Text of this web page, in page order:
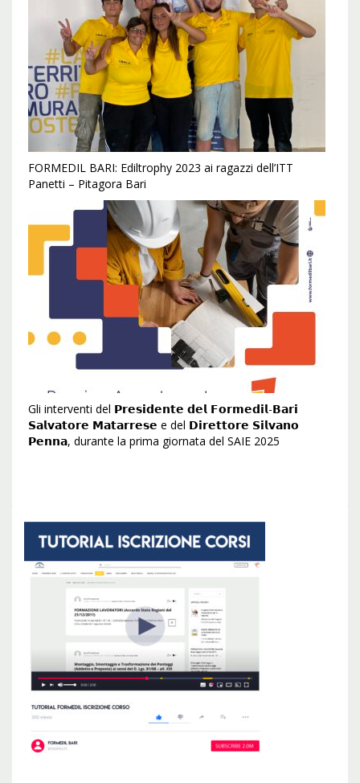
FORMEDIL BARI: Ediltrophy 2023 ai ragazzi dell’ITT
Panetti – Pitagora Bari
Gli interventi del 𝗣𝗿𝗲𝘀𝗶𝗱𝗲𝗻𝘁𝗲 𝗱𝗲𝗹 𝗙𝗼𝗿𝗺𝗲𝗱𝗶𝗹-𝗕𝗮𝗿𝗶
𝗦𝗮𝗹𝘃𝗮𝘁𝗼𝗿𝗲 𝗠𝗮𝘁𝗮𝗿𝗿𝗲𝘀𝗲 e del 𝗗𝗶𝗿𝗲𝘁𝘁𝗼𝗿𝗲 𝗦𝗶𝗹𝘃𝗮𝗻𝗼
𝗣𝗲𝗻𝗻𝗮, durante la prima giornata del SAIE 2025